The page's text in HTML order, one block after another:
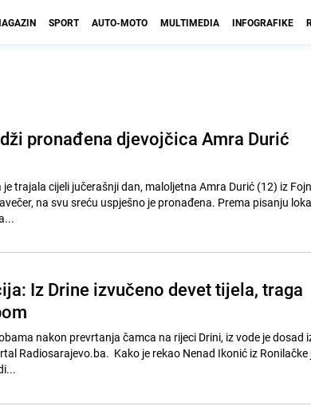
SPORT AUTO-MOTO MULTIMEDIA INFOGRAFIKE
pronađena djevojčica Amra Durić
trajala cijeli jučerašnji dan, maloljetna Amra Durić (12) iz
na svu sreću uspješno je pronađena. Prema pisanju
Iz Drine izvučeno devet tijela, traga
nakon prevrtanja čamca na rijeci Drini, iz vode je dosad
Radiosarajevo.ba. Kako je rekao Nenad Ikonić iz Ronilačke